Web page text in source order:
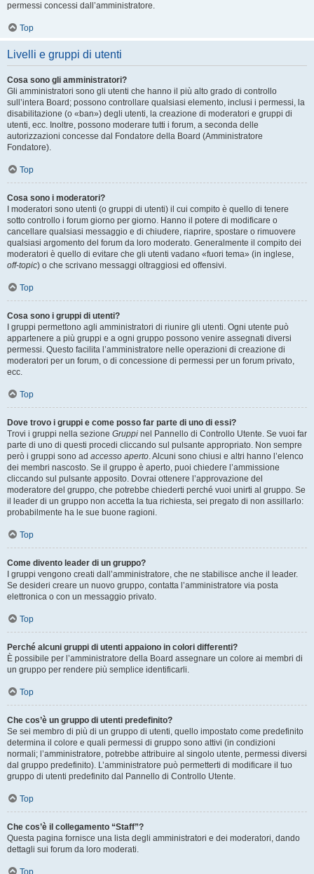
permessi concessi dall’amministratore.
Top
Livelli e gruppi di utenti
Cosa sono gli amministratori?
Gli amministratori sono gli utenti che hanno il più alto grado di controllo
sull’intera Board; possono controllare qualsiasi elemento, inclusi i permessi, la
disabilitazione (o «ban») degli utenti, la creazione di moderatori e gruppi di
utenti, ecc. Inoltre, possono moderare tutti i forum, a seconda delle
autorizzazioni concesse dal Fondatore della Board (Amministratore
Fondatore).
Top
Cosa sono i moderatori?
I moderatori sono utenti (o gruppi di utenti) il cui compito è quello di tenere
sotto controllo i forum giorno per giorno. Hanno il potere di modificare o
cancellare qualsiasi messaggio e di chiudere, riaprire, spostare o rimuovere
qualsiasi argomento del forum da loro moderato. Generalmente il compito dei
moderatori è quello di evitare che gli utenti vadano «fuori tema» (in inglese,
off-topic) o che scrivano messaggi oltraggiosi ed offensivi.
Top
Cosa sono i gruppi di utenti?
I gruppi permettono agli amministratori di riunire gli utenti. Ogni utente può
appartenere a più gruppi e a ogni gruppo possono venire assegnati diversi
permessi. Questo facilita l’amministratore nelle operazioni di creazione di
moderatori per un forum, o di concessione di permessi per un forum privato,
ecc.
Top
Dove trovo i gruppi e come posso far parte di uno di essi?
Trovi i gruppi nella sezione Gruppi nel Pannello di Controllo Utente. Se vuoi far
parte di uno di questi procedi cliccando sul pulsante appropriato. Non sempre
però i gruppi sono ad accesso aperto. Alcuni sono chiusi e altri hanno l’elenco
dei membri nascosto. Se il gruppo è aperto, puoi chiedere l’ammissione
cliccando sul pulsante apposito. Dovrai ottenere l’approvazione del
moderatore del gruppo, che potrebbe chiederti perché vuoi unirti al gruppo. Se
il leader di un gruppo non accetta la tua richiesta, sei pregato di non assillarlo:
probabilmente ha le sue buone ragioni.
Top
Come divento leader di un gruppo?
I gruppi vengono creati dall’amministratore, che ne stabilisce anche il leader.
Se desideri creare un nuovo gruppo, contatta l’amministratore via posta
elettronica o con un messaggio privato.
Top
Perché alcuni gruppi di utenti appaiono in colori differenti?
È possibile per l’amministratore della Board assegnare un colore ai membri di
un gruppo per rendere più semplice identificarli.
Top
Che cos’è un gruppo di utenti predefinito?
Se sei membro di più di un gruppo di utenti, quello impostato come predefinito
determina il colore e quali permessi di gruppo sono attivi (in condizioni
normali; l’amministratore, potrebbe attribuire al singolo utente, permessi diversi
dal gruppo predefinito). L’amministratore può permetterti di modificare il tuo
gruppo di utenti predefinito dal Pannello di Controllo Utente.
Top
Che cos’è il collegamento “Staff”?
Questa pagina fornisce una lista degli amministratori e dei moderatori, dando
dettagli sui forum da loro moderati.
Top